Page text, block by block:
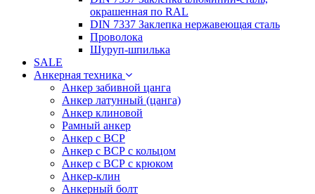
окрашенная по RAL
DIN 7337 Заклепка нержавеющая сталь
Проволока
Шуруп-шпилька
SALE
Анкерная техника
Анкер забивной цанга
Анкер латунный (цанга)
Анкер клиновой
Рамный анкер
Анкер с ВСР
Анкер с ВСР с кольцом
Анкер с ВСР с крюком
Анкер-клин
Анкерный болт